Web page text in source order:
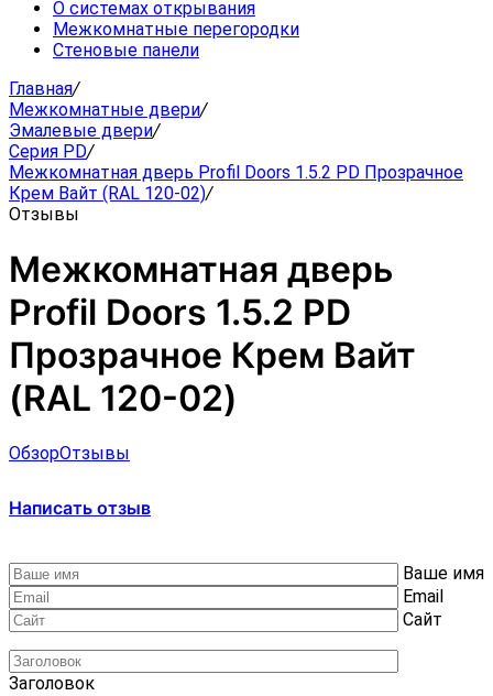
О системах открывания
Межкомнатные перегородки
Стеновые панели
Главная/
Межкомнатные двери/
Эмалевые двери/
Серия PD/
Межкомнатная дверь Profil Doors 1.5.2 PD Прозрачное
Крем Вайт (RAL 120-02)/
Отзывы
Межкомнатная дверь
Profil Doors 1.5.2 PD
Прозрачное Крем Вайт
(RAL 120-02)
ОбзорОтзывы
Написать отзыв
Ваше имя
Email
Сайт
Заголовок